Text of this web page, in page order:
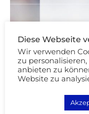
Diese Webseite
Wir verwenden
zu
anbieten zu
Website zu